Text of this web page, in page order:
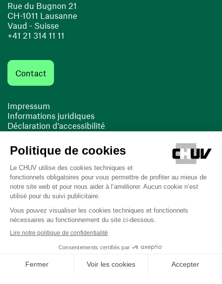
Rue du Bugnon 21
CH-1011 Lausanne
Vaud - Suisse
+41 21 314 11 11
Contact
Impressum
Informations juridiques
Déclaration d’accessibilité
Cookies
(opens in a new window)
(opens in a new window)
Last updated on 13/08/2025 at 10:19